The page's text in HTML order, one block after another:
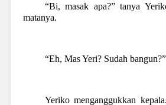
“Bi, masak apa?” tanya
matanya.
“Eh, Mas Yeri? Sudah bangun?”
Yeriko menganggukkan